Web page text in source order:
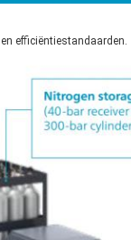
efficiëntiestandaarden.